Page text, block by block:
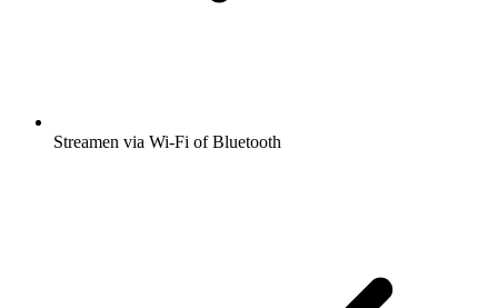
Streamen via Wi-Fi of Bluetooth